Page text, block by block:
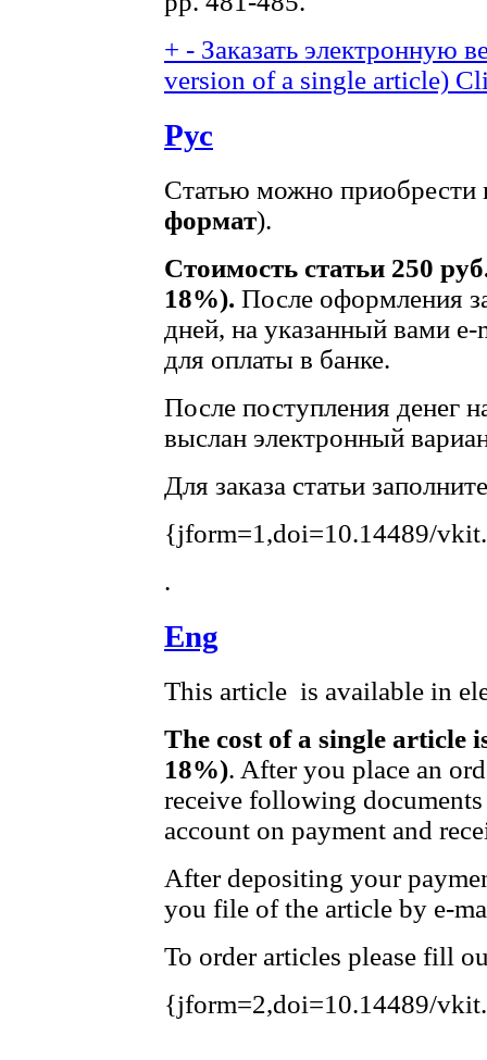
+ - Заказать электронную
version of a single article)
Рус
Статью можно приобрести
формат).
Стоимость статьи 250
18%). После оформления
дней, на указанный вами
для оплаты в банке.
После поступления денег
выслан электронный
Для заказа статьи
{jform=1,doi=10.14489/
.
Eng
This article is available in
The cost of a single article
18%). After you place an
receive following
account on payment and
After depositing your
you file of the article by e-
To order articles please fill
{jform=2,doi=10.14489/